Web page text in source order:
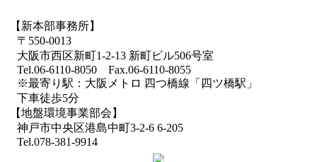
【新本部事務所】
〒550-0013
大阪市西区新町1-2-13 新町ビル506号室
Tel.06-6110-8050 Fax.06-6110-8055
※最寄り駅：大阪メトロ 四つ橋線「四ツ橋駅」
下車徒歩5分
【地盤環境事業部会】
神戸市中央区港島中町3-2-6 6-205
Tel.078-381-9914